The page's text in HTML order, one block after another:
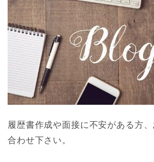
履歴書作成や面接に不安がある方
合わせ下さい。